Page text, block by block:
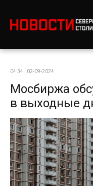
04:34 | 02-09-2024
Мосбиржа
в выходные